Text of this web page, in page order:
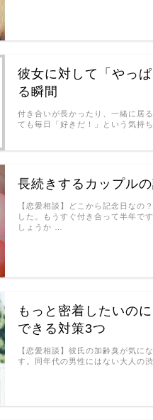
彼女に対して「やっ
る瞬間
付き合いが長かったり、一緒に居
ても毎日「好きだ！」という気持
長続きするカップル
【恋愛相談】どこから記念日なの
した。もうすぐ付き合って半年で
しょうか …
もっと密着したいの
できる対策3つ
【恋愛相談】彼氏の加齢臭が気に
す。同年代の男性にはない大人の